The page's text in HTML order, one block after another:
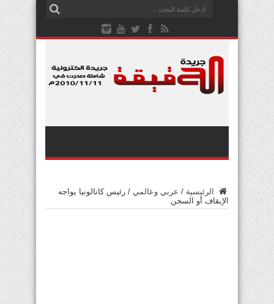
الرئيسية / عربي وعالمي / رئيس كاتالونيا يواجه
الإيقاف أو السجن